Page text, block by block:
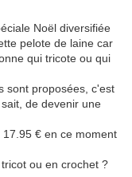
Noël diversifiée
pelote de laine car
qui tricote ou qui
sont proposées, c'est
de devenir une
€ en ce moment
ou en crochet ?